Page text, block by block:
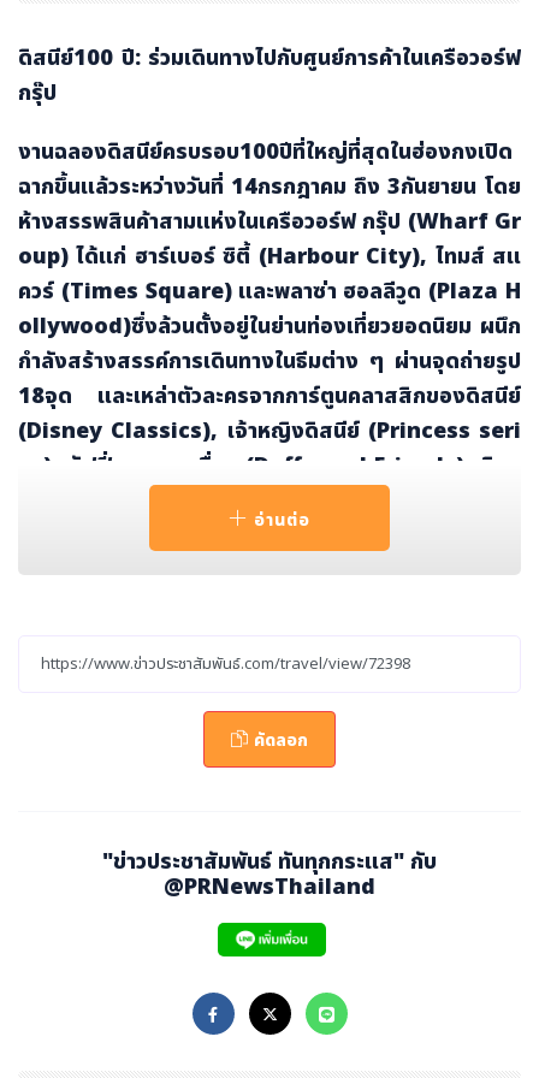
ดิสนีย์100 ปี: ร่วมเดินทางไปกับศูนย์การค้าในเครือวอร์ฟ
กรุ๊ป
งานฉลองดิสนีย์ครบรอบ100ปีที่ใหญ่ที่สุดในฮ่องกงเปิด
ฉากขึ้นแล้วระหว่างวันที่ 14กรกฎาคม ถึง 3กันยายน โดย
ห้างสรรพสินค้าสามแห่งในเครือวอร์ฟ กรุ๊ป (Wharf Gr
oup) ได้แก่ ฮาร์เบอร์ ซิตี้ (Harbour City), ไทมส์ สแ
ควร์ (Times Square) และพลาซ่า ฮอลลีวูด (Plaza H
ollywood)ซึ่งล้วนตั้งอยู่ในย่านท่องเที่ยวยอดนิยม ผนึก
กำลังสร้างสรรค์การเดินทางในธีมต่าง ๆ ผ่านจุดถ่ายรูป
18จุด และเหล่าตัวละครจากการ์ตูนคลาสสิกของดิสนีย์
(Disney Classics), เจ้าหญิงดิสนีย์ (Princess seri
es), ดัฟฟี่และผองเพื่อน (Duffy and Friends), พิกซ
าร์ (Pixar), มาร์เวล (Marvel) และสตาร์วอร์ส (Star
นอกจากนี้ นักท่องเที่ยวยังสามารถเพลิดเพลินไปกับ
กิจกรรมมากมาย เช่น บูธเกมและเวิร์กช็อป หรือเลือกซื้อของส
นตร์และความมหัศจรรย์ของดิสนีย์มาสู่แฟน ๆ ทุกวัย
ฮาร์เบอร์ ซิตี้ ห้างสรรพสินค้าที่ใหญ่ที่สุดของฮ่องกงในย่านจิ
นานนับศตวรรษที่นี่มีจุดถ่ายรูปหลายจุดให้แฟน ๆ ได้เก็บภ
เริ่มจากการสำรวจทะเล ณ
ทักทายมิกกี้และผองเพื่อน ต่อกันที่"Enchanted Balloo
อ่านต่อ
คัดลอก
"ข่าวประชาสัมพันธ์ ทันทุกกระแส" กับ
@PRNewsThailand